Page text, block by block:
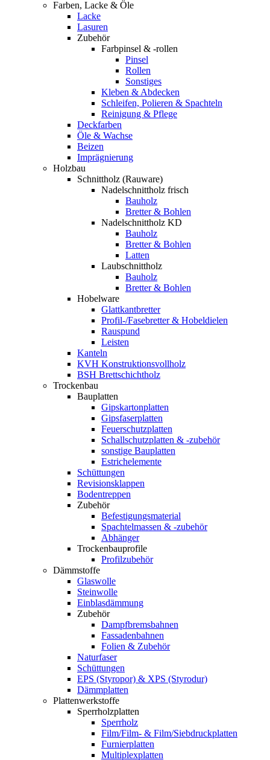
Farben, Lacke & Öle
Lacke
Lasuren
Zubehör
Farbpinsel & -rollen
Pinsel
Rollen
Sonstiges
Kleben & Abdecken
Schleifen, Polieren & Spachteln
Reinigung & Pflege
Deckfarben
Öle & Wachse
Beizen
Imprägnierung
Holzbau
Schnittholz (Rauware)
Nadelschnittholz frisch
Bauholz
Bretter & Bohlen
Nadelschnittholz KD
Bauholz
Bretter & Bohlen
Latten
Laubschnittholz
Bauholz
Bretter & Bohlen
Hobelware
Glattkantbretter
Profil-/Fasebretter & Hobeldielen
Rauspund
Leisten
Kanteln
KVH Konstruktionsvollholz
BSH Brettschichtholz
Trockenbau
Bauplatten
Gipskartonplatten
Gipsfaserplatten
Feuerschutzplatten
Schallschutzplatten & -zubehör
sonstige Bauplatten
Estrichelemente
Schüttungen
Revisionsklappen
Bodentreppen
Zubehör
Befestigungsmaterial
Spachtelmassen & -zubehör
Abhänger
Trockenbauprofile
Profilzubehör
Dämmstoffe
Glaswolle
Steinwolle
Einblasdämmung
Zubehör
Dampfbremsbahnen
Fassadenbahnen
Folien & Zubehör
Naturfaser
Schüttungen
EPS (Styropor) & XPS (Styrodur)
Dämmplatten
Plattenwerkstoffe
Sperrholzplatten
Sperrholz
Film/Film- & Film/Siebdruckplatten
Furnierplatten
Multiplexplatten